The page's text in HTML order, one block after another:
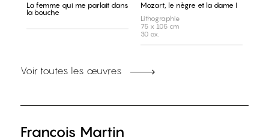
La femme qui me parlait dans
la bouche
Mozart, le nègre et la dame I
Lithographie
75 x 105 cm
30 ex.
Voir toutes les œuvres
François Martin